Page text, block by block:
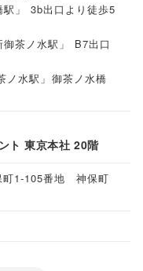
駅 」
3b出口より徒歩5
御茶ノ水駅 」
B7出口
ノ水駅 」 御茶ノ水橋
ト 東京本社 20階
町1-105番地 神保町